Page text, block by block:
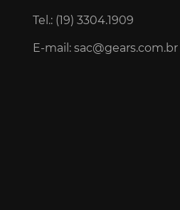
Tel.: (19) 3304.1909
E-mail: sac@gears.com.br